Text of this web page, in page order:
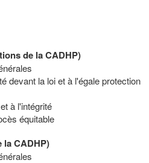
de la CADHP)
devant la loi et à l'égale protection
à l'intégrité
équitable
CADHP)